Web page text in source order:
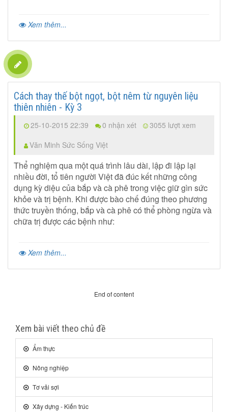
Xem thêm...
Cách thay thế bột ngọt, bột nêm từ nguyên liệu
thiên nhiên - Kỳ 3
25-10-2015 22:39 0 nhận xét
3055 lượt xem
Văn Minh Sức Sống Việt
Thể nghiệm qua một quá trình lâu dài, lập đi lập lại
nhiều đời, tổ tiên người Việt đã đúc kết những công
dụng kỳ diệu của bắp và cà phê trong việc giữ gìn sức
khỏe và trị bệnh. Khi được bào chế đúng theo phương
thức truyền thống, bắp và cà phê có thể phòng ngừa và
chữa trị được các bệnh như:
Xem thêm...
End of content
Xem bài viết theo chủ đề
Ẩm thực
Nông nghiệp
Tơ vải sợi
Xây dựng - Kiến trúc